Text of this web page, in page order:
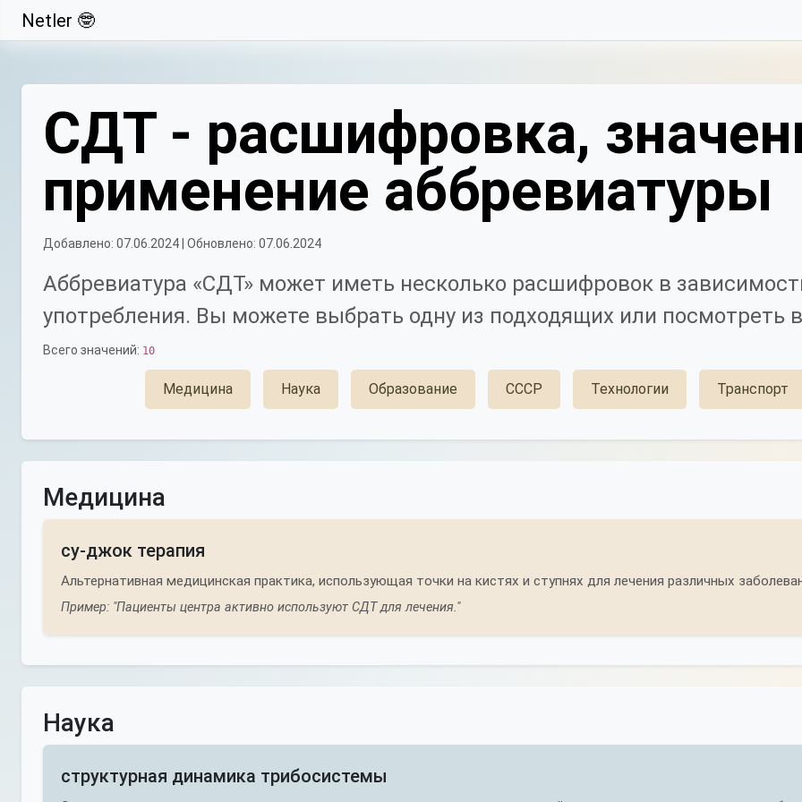
Свернуть
Netler 🤓
СДТ - расшифровка,
применение аббревиатуры
Добавлено: 07.06.2024 | Обновлено: 07.06.2024
Аббревиатура «СДТ» может иметь несколько расшифровок в
употребления. Вы можете выбрать одну из подходящих или посмотреть
Всего значений: 10
Медицина Наука Образование СССР Технологии Транспорт
Медицина
су-джок терапия
Альтернативная медицинская практика, использующая точки на кистях и ступнях для лечения различных
Пример: "Пациенты центра активно используют СДТ для лечения."
Наука
структурная динамика трибосистемы